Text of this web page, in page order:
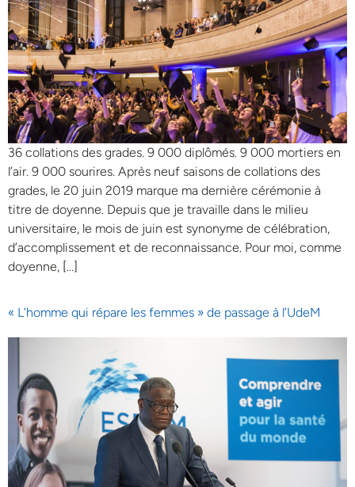
36 collations des grades. 9 000 diplômés. 9 000 mortiers en
l’air. 9 000 sourires. Après neuf saisons de collations des
grades, le 20 juin 2019 marque ma dernière cérémonie à
titre de doyenne. Depuis que je travaille dans le milieu
universitaire, le mois de juin est synonyme de célébration,
d’accomplissement et de reconnaissance. Pour moi, comme
doyenne, […]
« L’homme qui répare les femmes » de passage à l’UdeM